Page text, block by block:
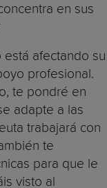
en sus
afectando su
profesional.
te pondré en
adapte a las
trabajará con
te
para que le
visto al